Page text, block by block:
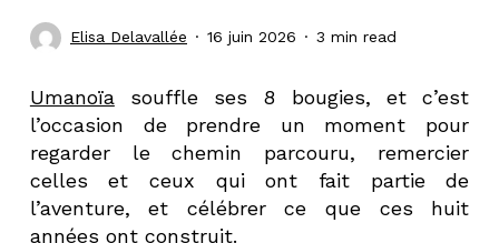
Elisa Delavallée 16 juin 2026 3 min read
Umanoïasouffle ses 8 bougies, et c’est
l’occasion de prendre un moment pour
regarder le chemin parcouru, remercier
celles et ceux qui ont fait partie de
l’aventure, et célébrer ce que ces huit
années ont construit.